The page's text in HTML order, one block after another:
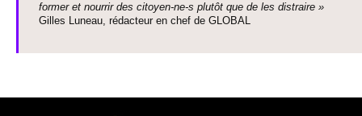
former et nourrir des ci­to­yen-ne-s plutôt que de les dis­traire »
Gi­lles Luneau, rédacteur en chef de GLOBAL